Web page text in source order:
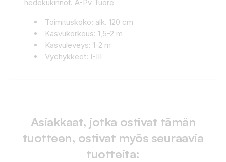
hedekukinnot. A-Pv Tuore
Toimituskoko: alk. 120 cm
Kasvukorkeus: 1,5-2 m
Kasvuleveys: 1-2 m
Vyöhykkeet: I-III
Asiakkaat, jotka ostivat tämän
tuotteen, ostivat myös seuraavia
tuotteita: